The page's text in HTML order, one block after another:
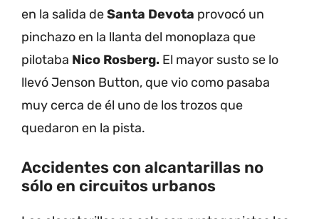
en la salida deSanta Devota provocó un
pinchazo en la llanta del monoplaza que
pilotaba Nico Rosberg. El mayor susto se lo
llevó Jenson Button, que vio como pasaba
muy cerca de él uno de los trozos que
quedaron en la pista.
Accidentes con alcantarillas no
sólo en circuitos urbanos